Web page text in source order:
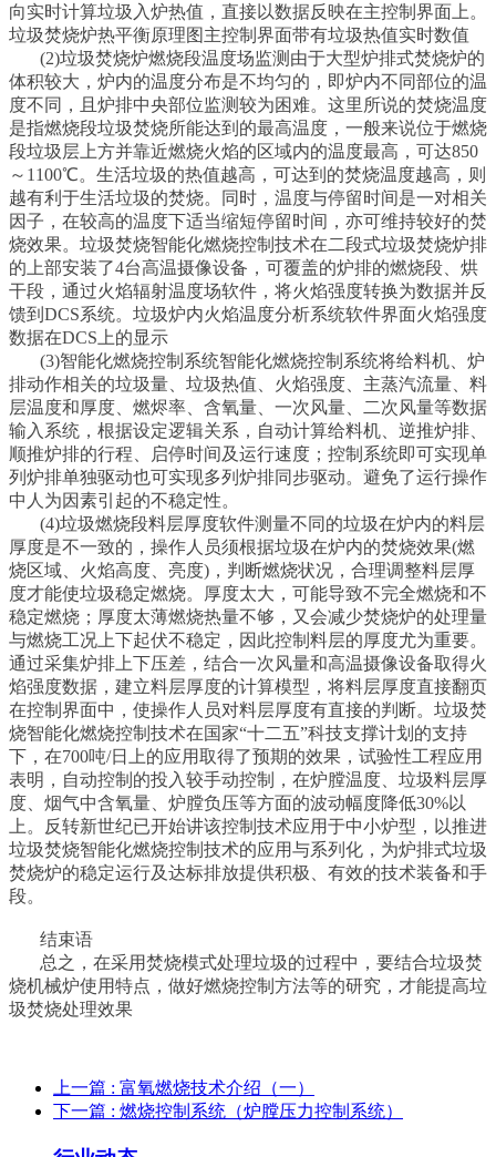
向实时计算垃圾入炉热值，直接以数据反映在主控制界面上。
垃圾焚烧炉热平衡原理图主控制界面带有垃圾热值实时数值
(2)垃圾焚烧炉燃烧段温度场监测由于大型炉排式焚烧炉的
体积较大，炉内的温度分布是不均匀的，即炉内不同部位的温
度不同，且炉排中央部位监测较为困难。这里所说的焚烧温度
是指燃烧段垃圾焚烧所能达到的最高温度，一般来说位于燃烧
段垃圾层上方并靠近燃烧火焰的区域内的温度最高，可达850
～1100℃。生活垃圾的热值越高，可达到的焚烧温度越高，则
越有利于生活垃圾的焚烧。同时，温度与停留时间是一对相关
因子，在较高的温度下适当缩短停留时间，亦可维持较好的焚
烧效果。垃圾焚烧智能化燃烧控制技术在二段式垃圾焚烧炉排
的上部安装了4台高温摄像设备，可覆盖的炉排的燃烧段、烘
干段，通过火焰辐射温度场软件，将火焰强度转换为数据并反
馈到DCS系统。垃圾炉内火焰温度分析系统软件界面火焰强度
数据在DCS上的显示
(3)智能化燃烧控制系统智能化燃烧控制系统将给料机、炉
排动作相关的垃圾量、垃圾热值、火焰强度、主蒸汽流量、料
层温度和厚度、燃烬率、含氧量、一次风量、二次风量等数据
输入系统，根据设定逻辑关系，自动计算给料机、逆推炉排、
顺推炉排的行程、启停时间及运行速度；控制系统即可实现单
列炉排单独驱动也可实现多列炉排同步驱动。避免了运行操作
中人为因素引起的不稳定性。
(4)垃圾燃烧段料层厚度软件测量不同的垃圾在炉内的料层
厚度是不一致的，操作人员须根据垃圾在炉内的焚烧效果(燃
烧区域、火焰高度、亮度)，判断燃烧状况，合理调整料层厚
度才能使垃圾稳定燃烧。厚度太大，可能导致不完全燃烧和不
稳定燃烧；厚度太薄燃烧热量不够，又会减少焚烧炉的处理量
与燃烧工况上下起伏不稳定，因此控制料层的厚度尤为重要。
通过采集炉排上下压差，结合一次风量和高温摄像设备取得火
焰强度数据，建立料层厚度的计算模型，将料层厚度直接翻页
在控制界面中，使操作人员对料层厚度有直接的判断。垃圾焚
烧智能化燃烧控制技术在国家“十二五”科技支撑计划的支持
下，在700吨/日上的应用取得了预期的效果，试验性工程应用
表明，自动控制的投入较手动控制，在炉膛温度、垃圾料层厚
度、烟气中含氧量、炉膛负压等方面的波动幅度降低30%以
上。反转新世纪已开始讲该控制技术应用于中小炉型，以推进
垃圾焚烧智能化燃烧控制技术的应用与系列化，为炉排式垃圾
焚烧炉的稳定运行及达标排放提供积极、有效的技术装备和手
段。
结束语
总之，在采用焚烧模式处理垃圾的过程中，要结合垃圾焚
烧机械炉使用特点，做好燃烧控制方法等的研究，才能提高垃
圾焚烧处理效果
上一篇 : 富氧燃烧技术介绍（一）
下一篇 : 燃烧控制系统（炉膛压力控制系统）